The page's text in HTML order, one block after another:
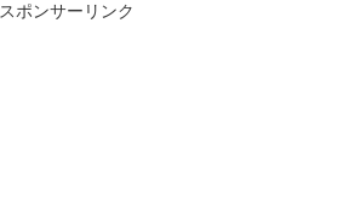
スポンサーリンク